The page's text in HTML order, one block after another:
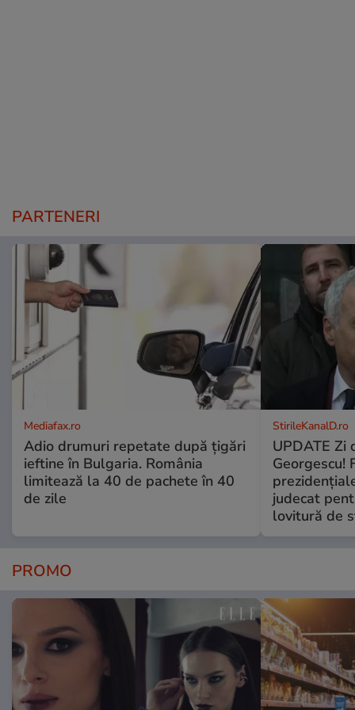
PARTENERI
Mediafax.ro
Adio drumuri repetate după țigări
ieftine în Bulgaria. România
limitează la 40 de pachete în 40
de zile
StirileKanalD.ro
UPDATE Zi
Georgescu!
judecat
lovitură de
PROMO